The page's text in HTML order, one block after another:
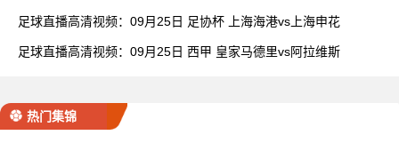
足球直播高清视频：09月25日 足协杯 上海海港vs上海申花
足球直播高清视频：09月25日 西甲 皇家马德里vs阿拉维斯
热门集锦